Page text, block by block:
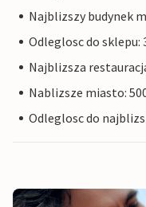
Najblizszy budynek
Odleglosc do sklepu:
Najblizsza
Nablizsze miasto:
Odleglosc do